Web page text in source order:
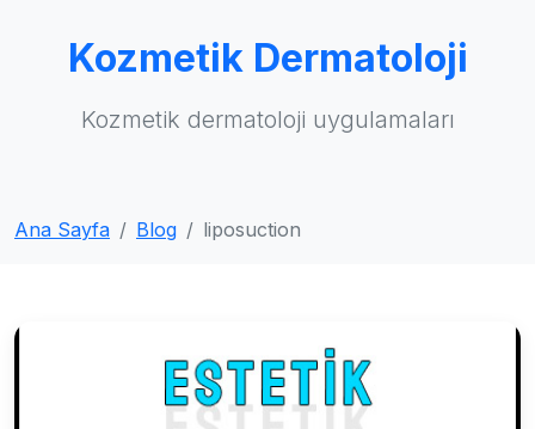
Kozmetik Dermatoloji
Kozmetik dermatoloji uygulamaları
Ana Sayfa Blog liposuction